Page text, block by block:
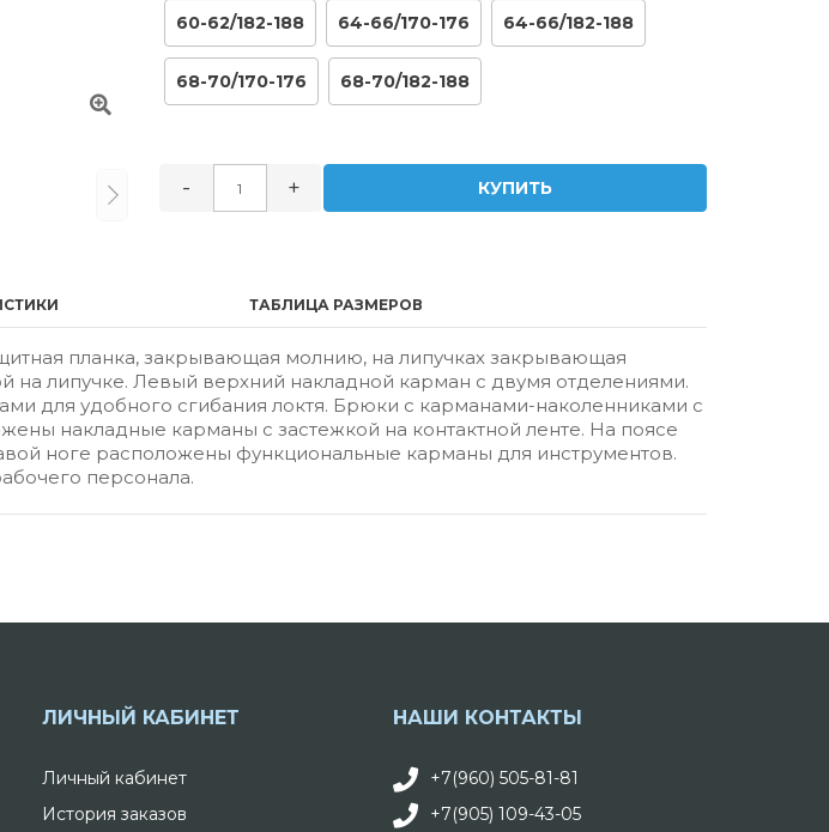
60-62/182-188 64-66/170-176 64-66/182-188
68-70/170-176 68-70/182-188
- + КУПИТЬ
ТАБЛИЦА РАЗМЕРОВ
планка, закрывающая молнию, на липучках закрывающая
липучке. Левый верхний накладной карман с двумя отделениями.
для удобного сгибания локтя. Брюки с карманами-наколенниками с
накладные карманы с застежкой на контактной ленте. На поясе
ноге расположены функциональные карманы для инструментов.
персонала.
ЛИЧНЫЙ КАБИНЕТ
Личный кабинет
История заказов
НАШИ КОНТАКТЫ
+7(960) 505-81-81
+7(905) 109-43-05